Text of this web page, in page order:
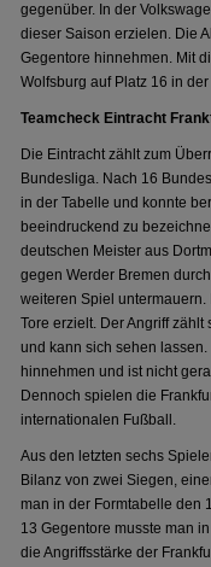
gegenüber. In der
dieser Saison erzielen. Die
Gegentore hinnehmen. Mit
Wolfsburg auf Platz 16 in
Teamcheck Eintracht
Die Eintracht zählt zum
Bundesliga. Nach 16
in der Tabelle und konnte
beeindruckend zu
deutschen Meister aus
gegen Werder Bremen
weiteren Spiel
Tore erzielt. Der Angriff
und kann sich sehen
hinnehmen und ist nicht
Dennoch spielen die
internationalen Fußball.
Aus den letzten sechs
Bilanz von zwei Siegen,
man in der Formtabelle den
13 Gegentore musste man
die Angriffsstärke der